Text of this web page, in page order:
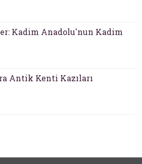
Kadim Anadolu'nun Kadim
Antik Kenti Kazıları